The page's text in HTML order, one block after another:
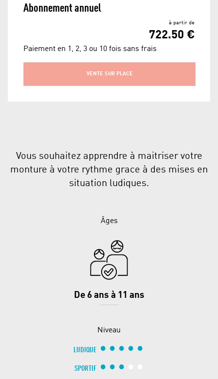
Abonnement annuel
à partir de
722.50 €
Paiement en 1, 2, 3 ou 10 fois sans frais
VENTE SUR PLACE
Vous souhaitez apprendre à maitriser votre
monture à votre rythme grace à des mises en
situation ludiques.
Âges
De 6 ans à 11 ans
Niveau
LUDIQUE
SPORTIF